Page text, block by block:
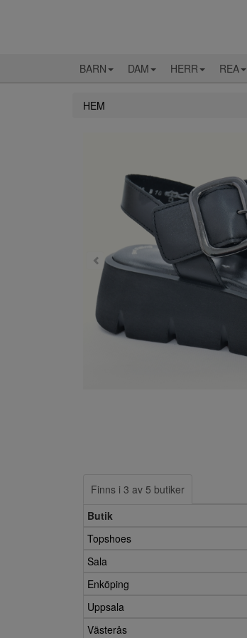
BARN DAM HERR REA
HEM
Finns i 3 av 5 butiker
Butik
Topshoes
Sala
Enköping
Uppsala
Västerås